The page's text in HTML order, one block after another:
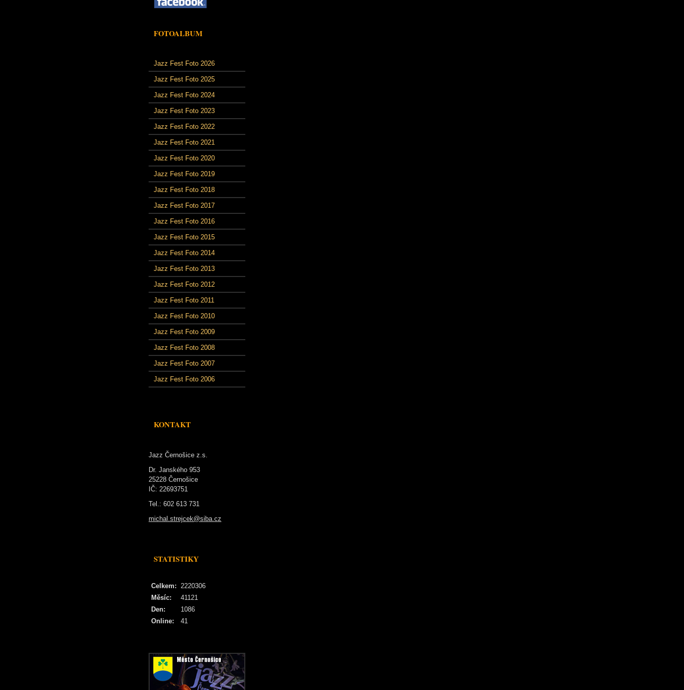
FOTOALBUM
Jazz Fest Foto 2026
Jazz Fest Foto 2025
Jazz Fest Foto 2024
Jazz Fest Foto 2023
Jazz Fest Foto 2022
Jazz Fest Foto 2021
Jazz Fest Foto 2020
Jazz Fest Foto 2019
Jazz Fest Foto 2018
Jazz Fest Foto 2017
Jazz Fest Foto 2016
Jazz Fest Foto 2015
Jazz Fest Foto 2014
Jazz Fest Foto 2013
Jazz Fest Foto 2012
Jazz Fest Foto 2011
Jazz Fest Foto 2010
Jazz Fest Foto 2009
Jazz Fest Foto 2008
Jazz Fest Foto 2007
Jazz Fest Foto 2006
KONTAKT
Jazz Černošice z.s.
Dr. Janského 953
25228 Černošice
IČ: 22693751
Tel.: 602 613 731
michal.strejcek@siba.cz
STATISTIKY
Online: 41
Celkem: 2220306
Měsíc:
41121
Den:
1086